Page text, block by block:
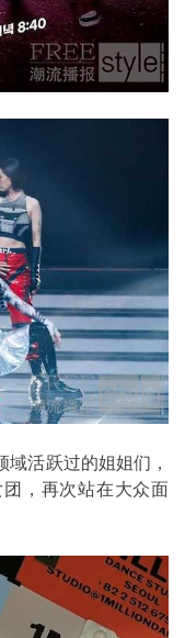
活跃过的姐姐们，
，再次站在大众面